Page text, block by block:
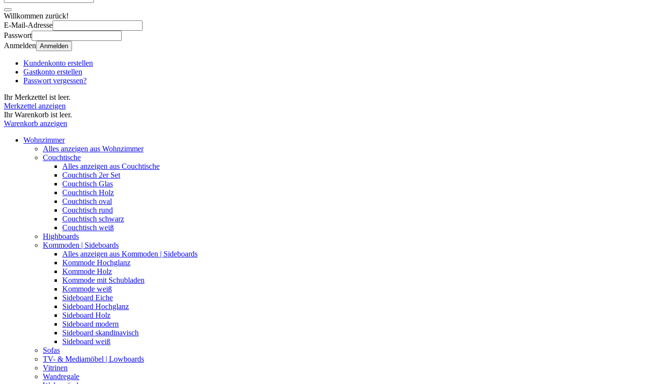
Willkommen zurück!
E-Mail-Adresse
Passwort
Anmelden Anmelden
Kundenkonto erstellen
Gastkonto erstellen
Passwort vergessen?
Ihr Merkzettel ist leer.
Merkzettel anzeigen
Ihr Warenkorb ist leer.
Warenkorb anzeigen
Wohnzimmer
Alles anzeigen aus Wohnzimmer
Couchtische
Alles anzeigen aus Couchtische
Couchtisch 2er Set
Couchtisch Glas
Couchtisch Holz
Couchtisch oval
Couchtisch rund
Couchtisch schwarz
Couchtisch weiß
Highboards
Kommoden | Sideboards
Alles anzeigen aus Kommoden | Sideboards
Kommode Hochglanz
Kommode Holz
Kommode mit Schubladen
Kommode weiß
Sideboard Eiche
Sideboard Hochglanz
Sideboard Holz
Sideboard modern
Sideboard skandinavisch
Sideboard weiß
Sofas
TV- & Mediamöbel | Lowboards
Vitrinen
Wandregale